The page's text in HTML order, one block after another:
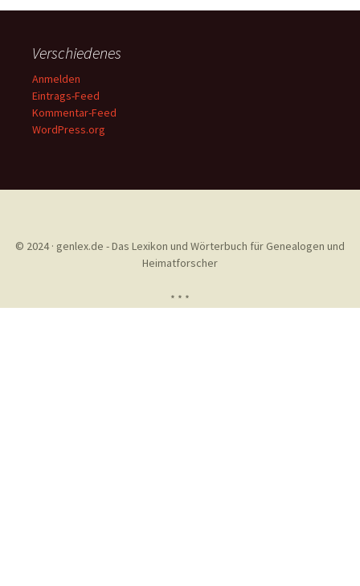
Verschiedenes
Anmelden
Eintrags-Feed
Kommentar-Feed
WordPress.org
© 2024 · genlex.de - Das Lexikon und Wörterbuch für Genealogen und
Heimatforscher
* * *